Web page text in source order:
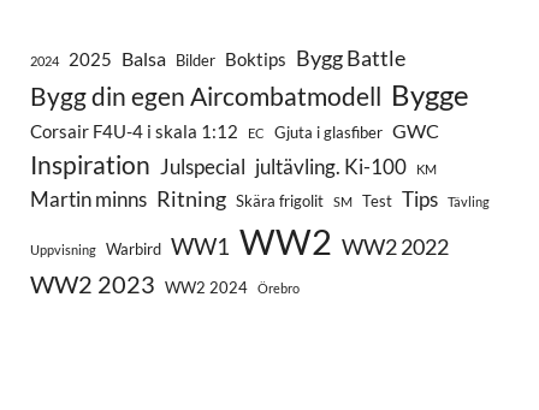
2024 2025 Balsa Bilder Boktips Bygg Battle
Bygg din egen Aircombatmodell Bygge
Corsair F4U-4 i skala 1:12 EC Gjuta i glasfiber GWC
Inspiration Julspecial jultävling. Ki-100 KM
Martin minns Ritning Skära frigolit SM Test Tips Tävling
Uppvisning Warbird WW1 WW2 WW2 2022
WW2 2023 WW2 2024 Örebro